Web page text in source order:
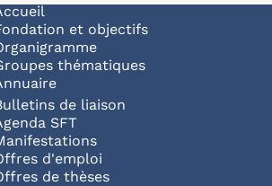
principale
et objectifs
thématiques
de liaison
SFT
d'emploi
de thèses